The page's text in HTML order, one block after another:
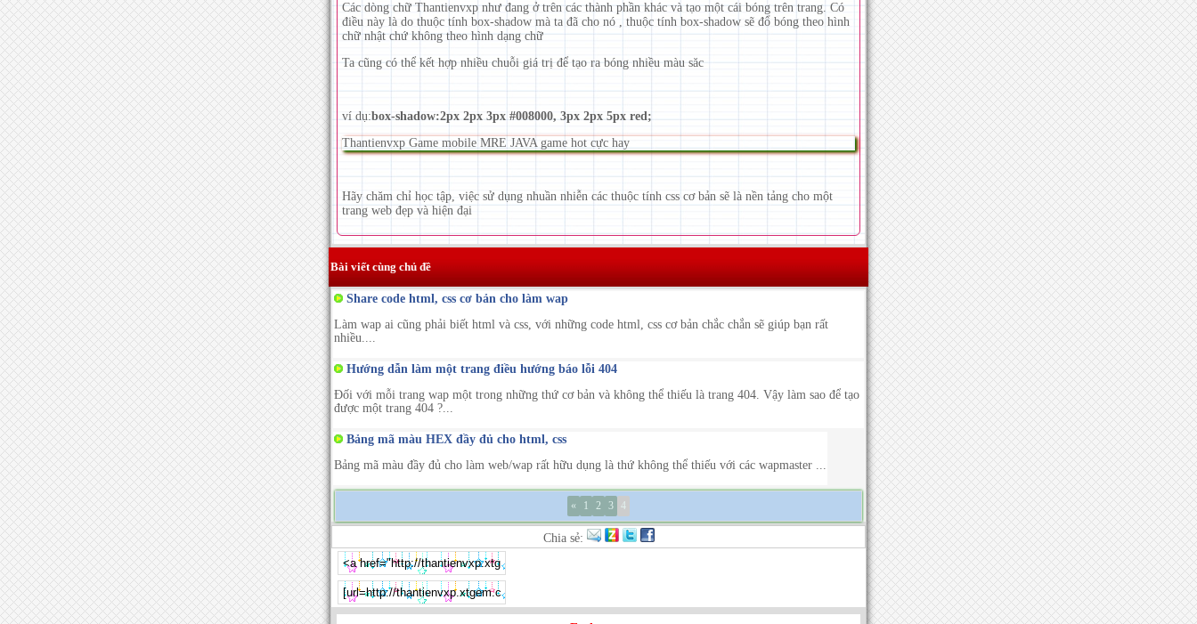
Các dòng chữ Thantienvxp như đang ở trên các thành phần khác và tạo một cái bóng trên trang. Có
điều này là do thuộc tính box-shadow mà ta đã cho nó , thuộc tính box-shadow sẽ đổ bóng theo hình
chữ nhật chứ không theo hình dạng chữ
Ta cũng có thể kết hợp nhiều chuỗi giá trị để tạo ra bóng nhiều màu săc
ví dụ:box-shadow:2px 2px 3px #008000, 3px 2px 5px red;
Thantienvxp Game mobile MRE JAVA game hot cực hay
Hãy chăm chỉ học tập, việc sử dụng nhuần nhiễn các thuộc tính css cơ bản sẽ là nền tảng cho một
trang web đẹp và hiện đại
Bài viết cùng chủ đề
Share code html, css cơ bản cho làm wap
Làm wap ai cũng phải biết html và css, với những code html, css cơ bản chắc chắn sẽ giúp bạn rất
nhiều....
Hướng dẫn làm một trang điều hướng báo lỗi 404
Đối với mỗi trang wap một trong những thứ cơ bản và không thể thiếu là trang 404. Vậy làm sao để tạo
được một trang 404 ?...
Bảng mã màu HEX đầy đủ cho html, css
Bảng mã màu đầy đủ cho làm web/wap rất hữu dụng là thứ không thể thiếu với các wapmaster ...
« 1 2 3 4
Chia sẻ: